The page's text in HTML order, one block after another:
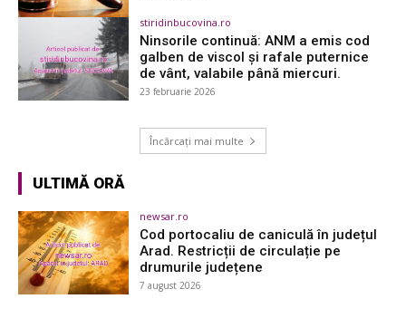
stiridinbucovina.ro
Ninsorile continuă: ANM a emis cod
galben de viscol și rafale puternice
de vânt, valabile până miercuri.
23 februarie 2026
Încărcați mai multe
ULTIMĂ ORĂ
newsar.ro
Cod portocaliu de caniculă în județul
Arad. Restricții de circulație pe
drumurile județene
7 august 2026